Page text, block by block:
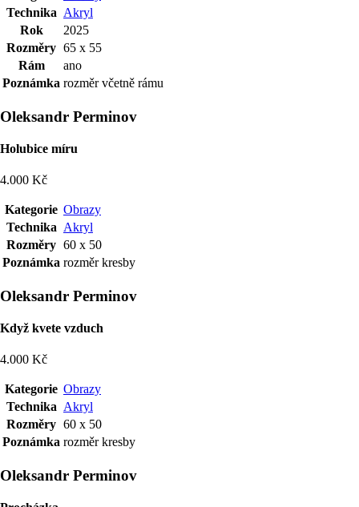
Technika Akryl
Rok
2025
Rozměry 65 x 55
Rám
ano
Poznámka rozměr včetně rámu
Oleksandr Perminov
Holubice míru
4.000 Kč
Kategorie Obrazy
Technika Akryl
Rozměry 60 x 50
Poznámka rozměr kresby
Oleksandr Perminov
Když kvete vzduch
4.000 Kč
Kategorie Obrazy
Technika Akryl
Rozměry 60 x 50
Poznámka rozměr kresby
Oleksandr Perminov